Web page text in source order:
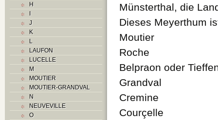
H
I
J
K
L
LAUFON
LUCELLE
M
MOUTIER
MOUTIER-GRANDVAL
N
NEUVEVILLE
O
Münsterthal, die
Dieses Meyerthum
Moutier
Roche
Belpraon oder
Grandval
Cremine
Courçelle